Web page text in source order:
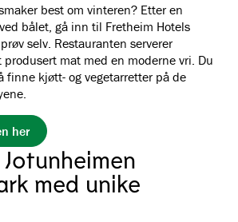
best om vinteren? Etter en
bålet, gå inn til Fretheim Hotels
selv. Restauranten serverer
mat med en moderne vri. Du
finne kjøtt- og vegetarretter på de
her
med unike